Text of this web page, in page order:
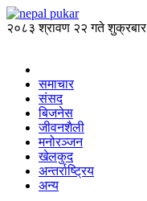
२०८३ श्रावण २२ गते शुक्रबार
समाचार
संसद
बिजनेस
जीवनशैली
मनोरञ्जन
खेलकुद
अन्तर्राष्ट्रिय
अन्य